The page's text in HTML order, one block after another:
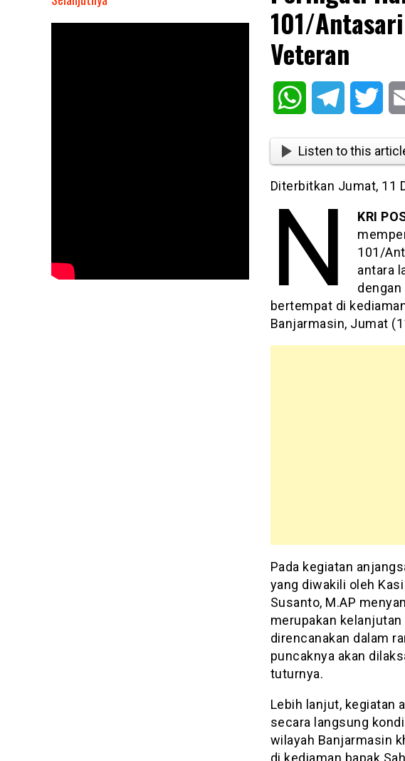
101/
Veteran
WhatsAppTelegram
Listen to this
Diterbitkan Jumat, 11
N KRI
101/
antara
dengan
bertempat di
Banjarmasin, Jumat
Pada kegiatan
yang diwakili oleh
Susanto, M.AP
merupakan
direncanakan dalam
puncaknya akan
tuturnya.
Lebih lanjut, kegiatan
secara langsung
wilayah Banjarmasin
di kediaman bapak